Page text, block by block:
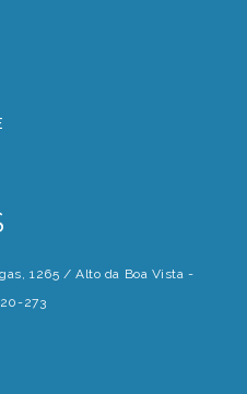
1265 / Alto da Boa Vista -
273